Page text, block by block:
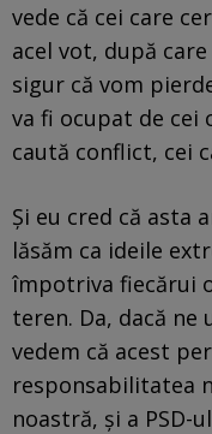
vede că cei care
acel vot, după
sigur că vom
va fi ocupat de cei
caută conflict, cei
Şi eu cred că asta
lăsăm ca ideile
împotriva fiecărui
teren. Da, dacă
vedem că acest
responsabilitatea
noastră, şi a PSD-